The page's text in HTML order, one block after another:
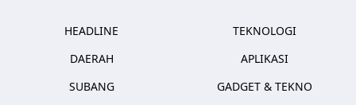
HEADLINE
DAERAH
SUBANG
TEKNOLOGI
APLIKASI
GADGET & TEKNO